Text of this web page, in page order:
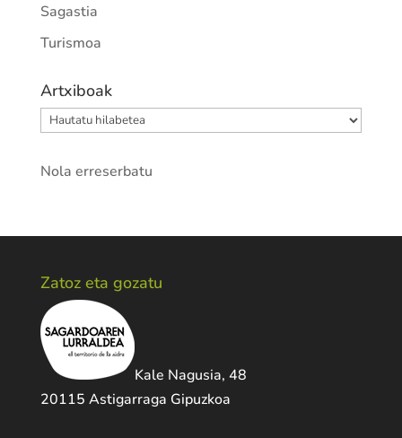
Sagastia
Turismoa
Artxiboak
Artxiboak
Nola erreserbatu
Zatoz eta gozatu
Kale Nagusia, 48
20115 Astigarraga Gipuzkoa